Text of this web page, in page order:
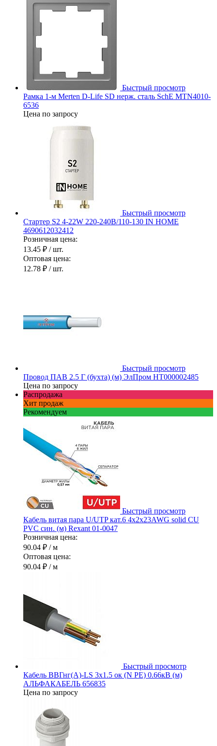
Быстрый просмотр
Рамка 1-м Merten D-Life SD нерж. сталь SchE MTN4010-
6536
Цена по запросу
Быстрый просмотр
Стартер S2 4-22W 220-240В/110-130 IN HOME
4690612032412
Розничная цена:
13.45 ₽ / шт.
Оптовая цена:
12.78 ₽ / шт.
Быстрый просмотр
Провод ПАВ 2.5 Г (бухта) (м) ЭлПром НТ000002485
Цена по запросу
Распродажа
Хит продаж
Рекомендуем
Быстрый просмотр
Кабель витая пара U/UTP кат.6 4х2х23AWG solid CU
PVC син. (м) Rexant 01-0047
Розничная цена:
90.04 ₽ / м
Оптовая цена:
90.04 ₽ / м
Быстрый просмотр
Кабель ВВГнг(А)-LS 3х1.5 ок (N PE) 0.66кВ (м)
АЛЬФАКАБЕЛЬ 656835
Цена по запросу